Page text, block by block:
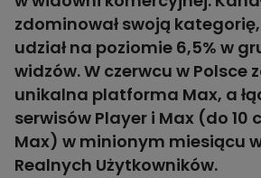
zdominował swoją
udział na poziomie 6,5% w
widzów. W czerwcu w Polsce
unikalna platforma Max, a
serwisów Player i Max (do 10
Max) w minionym miesiącu
Realnych Użytkowników.